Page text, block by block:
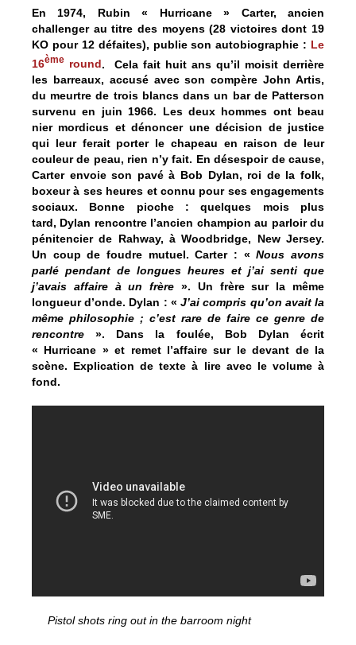
En 1974, Rubin « Hurricane » Carter, ancien
challenger au titre des moyens (28 victoires dont 19
KO pour 12 défaites), publie son autobiographie : Le
16ème round. Cela fait huit ans qu’il moisit derrière
les barreaux, accusé avec son compère John Artis,
du meurtre de trois blancs dans un bar de Patterson
survenu en juin 1966. Les deux hommes ont beau
nier mordicus et dénoncer une décision de justice
qui leur ferait porter le chapeau en raison de leur
couleur de peau, rien n’y fait. En désespoir de cause,
Carter envoie son pavé à Bob Dylan, roi de la folk,
boxeur à ses heures et connu pour ses engagements
sociaux. Bonne pioche : quelques mois plus
tard, Dylan rencontre l’ancien champion au parloir du
pénitencier de Rahway, à Woodbridge, New Jersey.
Un coup de foudre mutuel. Carter : «Nous avons
parlé pendant de longues heures et j’ai senti que
j’avais affaire à un frère ». Un frère sur la même
longueur d’onde. Dylan : «J’ai compris qu’on avait la
même philosophie ; c’est rare de faire ce genre de
rencontre ». Dans la foulée, Bob Dylan écrit
« Hurricane » et remet l’affaire sur le devant de la
scène. Explication de texte à lire avec le volume à
fond.
Pistol shots ring out in the barroom night